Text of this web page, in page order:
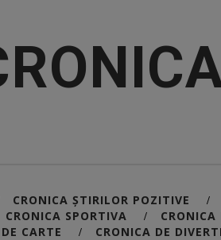
CRONICA ȘTIRILOR POZITIVE /
CRONICA SPORTIVA /
CARTE / CRONICA DE